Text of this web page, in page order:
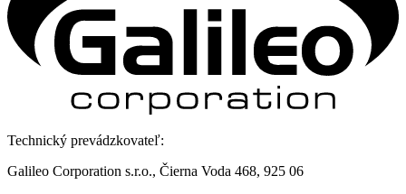
Technický prevádzkovateľ:
Galileo Corporation s.r.o., Čierna Voda 468, 925 06